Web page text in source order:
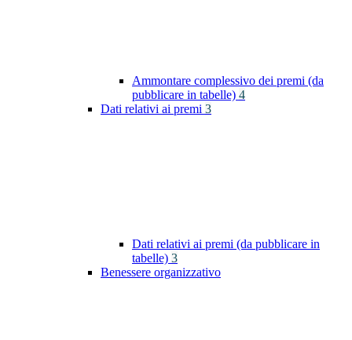
Ammontare complessivo dei premi (da
pubblicare in tabelle) 4
Dati relativi ai premi 3
Dati relativi ai premi (da pubblicare in
tabelle) 3
Benessere organizzativo